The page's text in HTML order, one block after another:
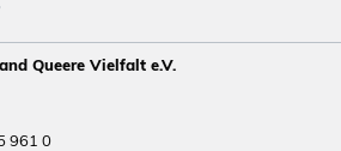
Queere Vielfalt e.V.
961 0